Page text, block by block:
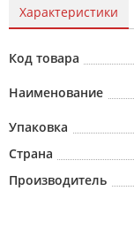
Характеристики
Код товара
Наименование
Упаковка
Страна
Производитель